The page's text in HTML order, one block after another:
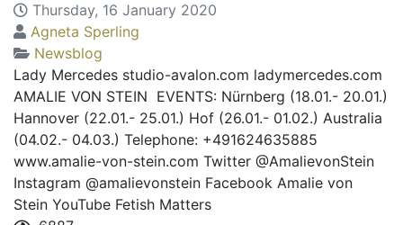
Thursday, 16 January 2020
Agneta Sperling
Newsblog
Lady Mercedes studio-avalon.com ladymercedes.com
AMALIE VON STEIN ​ EVENTS: Nürnberg (18.01.- 20.01.)
Hannover (22.01.- 25.01.) Hof (26.01.- 01.02.) Australia
(04.02.- 04.03.) Telephone: +491624635885
www.amalie-von-stein.com Twitter @AmalievonStein
Instagram @amalievonstein Facebook Amalie von
Stein YouTube Fetish Matters